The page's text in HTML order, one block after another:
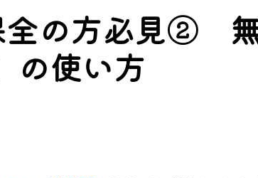
全の方必見②
の使い方